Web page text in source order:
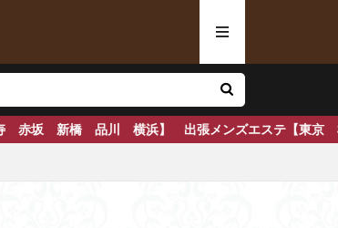
ステ【東京 横浜】 鍛錬されたセラピストが極上の